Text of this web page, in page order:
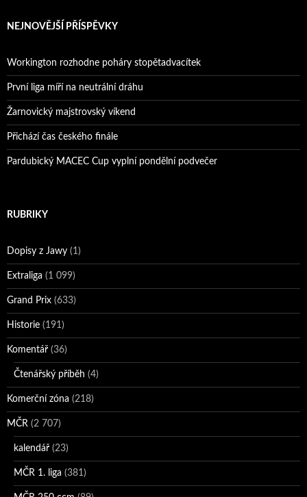
NEJNOVĚJŠÍ PŘÍSPĚVKY
Workington rozhodne poháry stopětadvacítek
První liga míří na neutrální dráhu
Žarnovický majstrovský víkend
Přichází čas českého finále
Pardubický MACEC Cup vyplní pondělní podvečer
RUBRIKY
Dopisy z Jawy (1)
Extraliga (1 099)
Grand Prix (633)
Historie (191)
Komentář (36)
Čtenářský příběh (4)
Komerční zóna (218)
MČR (2 707)
kalendář (23)
MČR 1. liga (381)